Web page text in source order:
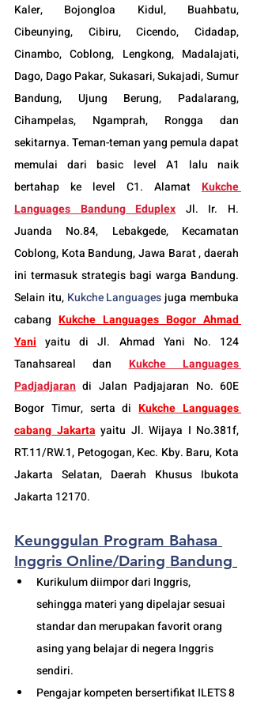
Kaler, Bojongloa Kidul, Buahbatu,
Cibeunying, Cibiru, Cicendo, Cidadap,
Cinambo, Coblong, Lengkong, Madalajati,
Dago, Dago Pakar, Sukasari, Sukajadi, Sumur
Bandung, Ujung Berung, Padalarang,
Cihampelas, Ngamprah, Rongga dan
sekitarnya. Teman-teman yang pemula dapat
memulai dari basic level A1 lalu naik
bertahap ke level C1. Alamat Kukche
Languages Bandung Eduplex Jl. Ir. H.
Juanda No.84, Lebakgede, Kecamatan
Coblong, Kota Bandung, Jawa Barat , daerah
ini termasuk strategis bagi warga Bandung.
Selain itu, Kukche Languages juga membuka
cabang Kukche Languages Bogor Ahmad
Yani yaitu di Jl. Ahmad Yani No. 124
Tanahsareal dan
Kukche Languages
Padjadjaran di Jalan Padjajaran No. 60E
Bogor Timur, serta di Kukche Languages
cabang Jakarta yaitu Jl. Wijaya I No.381f,
RT.11/RW.1, Petogogan, Kec. Kby. Baru, Kota
Jakarta Selatan, Daerah Khusus Ibukota
Jakarta 12170.
Keunggulan Program Bahasa
Inggris Online/Daring Bandung
Kurikulum diimpor dari Inggris,
sehingga materi yang dipelajar sesuai
standar dan merupakan favorit orang
asing yang belajar di negera Inggris
sendiri.
Pengajar kompeten bersertifikat ILETS 8